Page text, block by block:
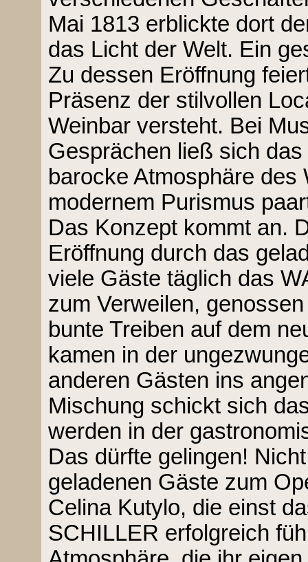
Mai 1813 erblickte dort
das Licht der Welt. Ein
Zu dessen Eröffnung
Präsenz der stilvollen
Weinbar versteht. Bei
Gesprächen ließ sich
barocke Atmosphäre
modernem Purismus
Das Konzept kommt an.
Eröffnung durch das
viele Gäste täglich das
zum Verweilen,
bunte Treiben auf dem
kamen in der
anderen Gästen ins
Mischung schickt sich
werden in der
Das dürfte gelingen!
geladenen Gäste zum
Celina Kutylo, die einst
SCHILLER erfolgreich